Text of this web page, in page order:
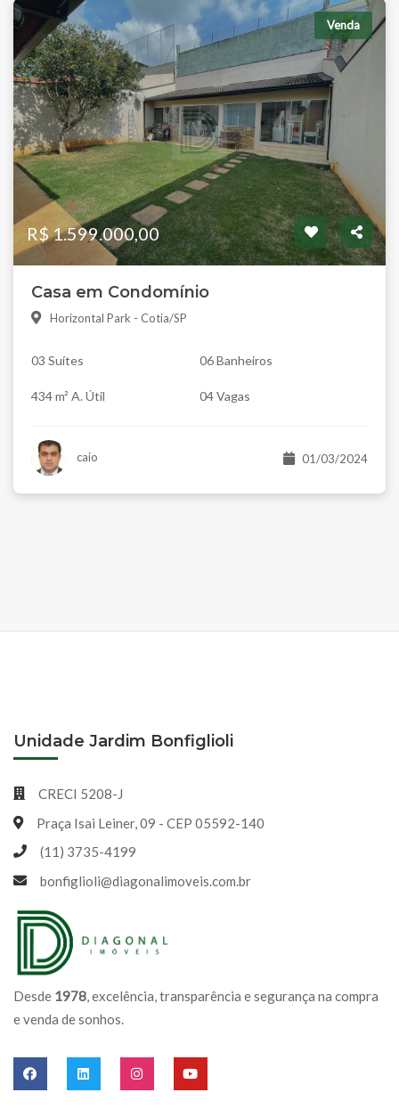
Venda
R$ 1.599.000,00
Casa em Condomínio
Horizontal Park - Cotia/SP
03 Suítes 06 Banheiros
434 m² A. Útil 04 Vagas
caio 01/03/2024
Desde 1978, excelência, transparência e segurança na compra
e venda de sonhos.
Unidade Jardim Bonfiglioli
CRECI 5208-J
Praça Isai Leiner, 09 - CEP 05592-140
(11) 3735-4199
bonfiglioli@diagonalimoveis.com.br